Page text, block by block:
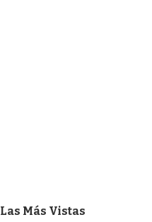
Las Más Vistas